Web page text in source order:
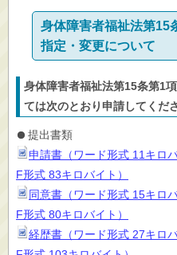
身体障害者福祉法第15
指定・変更について
身体障害者福祉法第15条第1
ては次のとおり申請してくださ
提出書類
申請書（ワード形式 11キロバ
F形式 83キロバイト）
同意書（ワード形式 15キロバ
F形式 80キロバイト）
経歴書（ワード形式 27キロバ